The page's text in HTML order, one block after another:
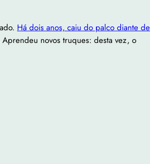
Há dois anos, caiu do palco diante de
novos truques: desta vez, o